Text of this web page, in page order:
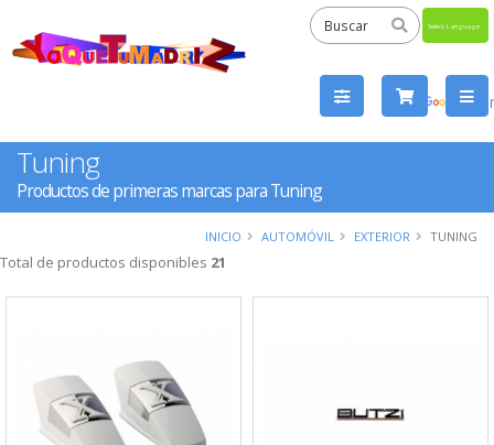
by
Tuning
Productos de primeras marcas para Tuning
INICIO AUTOMÓVIL EXTERIOR TUNING
Total de productos disponibles 21